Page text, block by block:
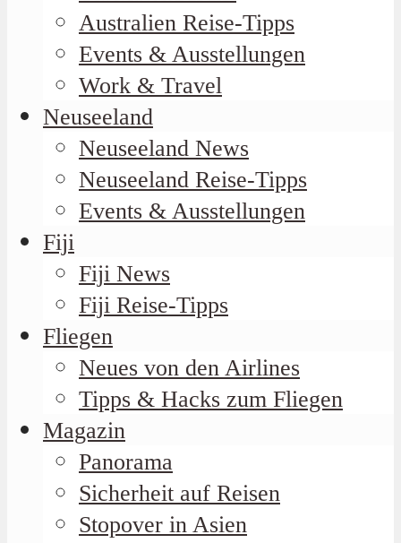
Australien Reise-Tipps
Events & Ausstellungen
Work & Travel
Neuseeland
Neuseeland News
Neuseeland Reise-Tipps
Events & Ausstellungen
Fiji
Fiji News
Fiji Reise-Tipps
Fliegen
Neues von den Airlines
Tipps & Hacks zum Fliegen
Magazin
Panorama
Sicherheit auf Reisen
Stopover in Asien